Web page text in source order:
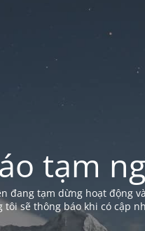
tạm
đang tạm dừng hoạt động
tôi sẽ thông báo khi có cập